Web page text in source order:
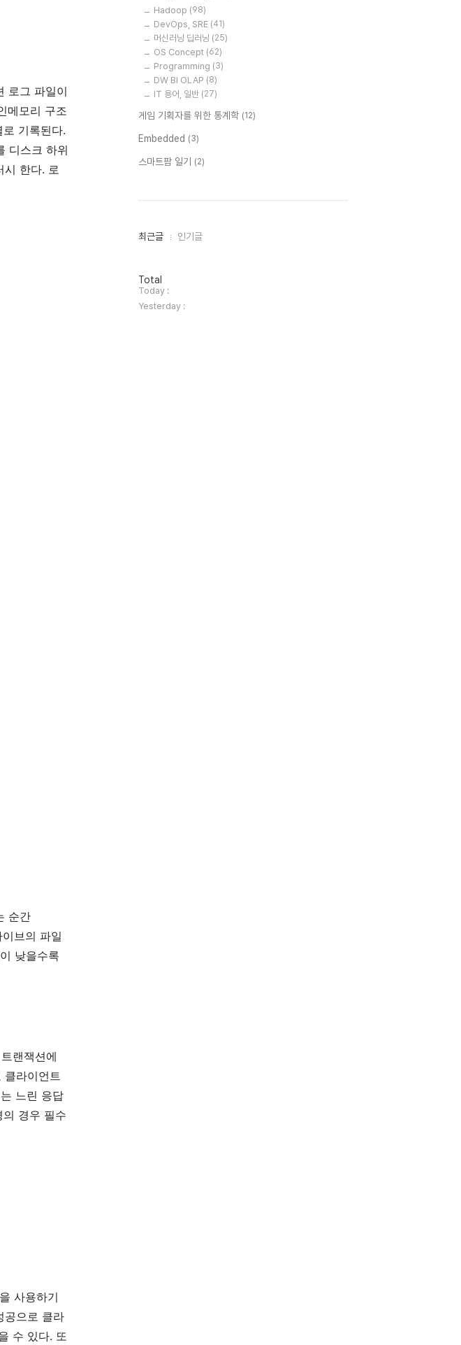
로그 파일이
메모리 구조
로 기록된다.
디스크 하위
시 한다. 로
순간
이브의 파일
낮을수록
트랜잭션에
클라이언트
느린 응답
의 경우 필수
사용하기
공으로 클라
수 있다. 또
Hadoop (98)
DevOps, SRE (41)
머신러닝 딥러닝 (25)
OS Concept (62)
Programming (3)
DW BI OLAP (8)
IT 용어, 일반 (27)
게임 기획자를 위한 통계학 (12)
Embedded (3)
스마트팜 일기 (2)
최
인
기
글
최근글 인기글
방
문
자
수
Total
Today :
Yesterday :